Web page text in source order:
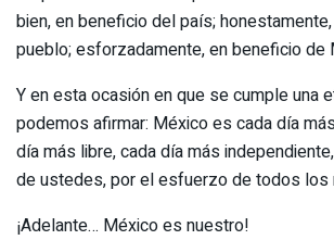
bien, en beneficio del país;
pueblo; esforzadamente, en beneficio de
Y en esta ocasión en que se cumple una
podemos afirmar: México es cada día
día más libre, cada día más
de ustedes, por el esfuerzo de todos los
¡Adelante… México es nuestro!